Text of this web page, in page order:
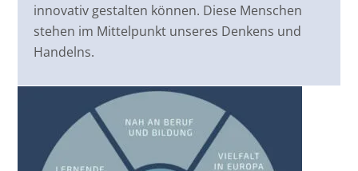
innovativ gestalten können. Diese Menschen
stehen im Mittelpunkt unseres Denkens und
Handelns.